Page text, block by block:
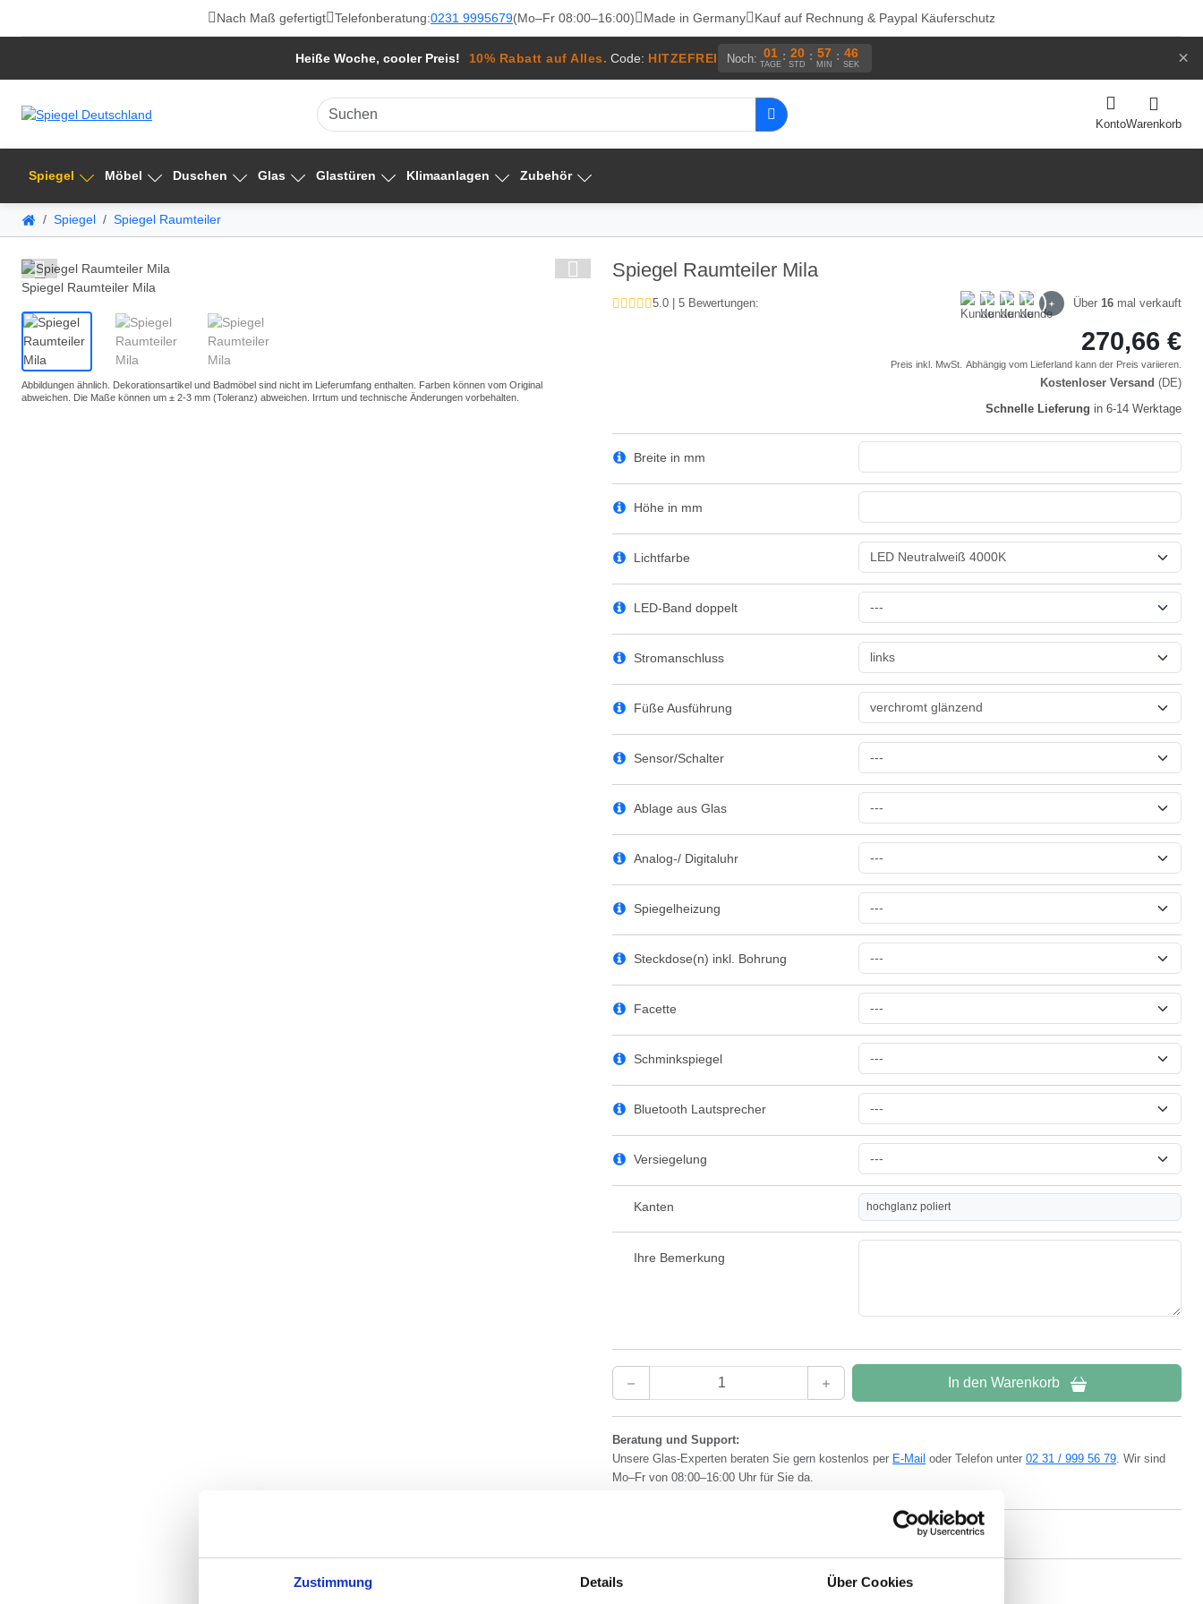
Zustimmung Details Über Cookies
Nach Maß gefertigt Telefonberatung:0231 9995679(Mo–Fr 08:00–16:00) Made in Germany Kauf auf Rechnung & Paypal Käuferschutz
Heiße Woche, cooler Preis! 10% Rabatt auf Alles. Code: HITZEFREI Noch: 01
TAGE
: 20
STD
: 57
MIN
: 45
SEK ×
KontoWarenkorb
Spiegel Möbel Duschen Glas Glastüren Klimaanlagen Zubehör
Spiegel Spiegel Raumteiler
Spiegel Raumteiler Mila
Spiegel Raumteiler Mila
5.0 | 5 Bewertungen: + Über 16 mal verkauft
270,66 €
Preis inkl. MwSt. Abhängig vom Lieferland kann der Preis variieren.
Kostenloser Versand (DE)
Schnelle Lieferung in 6-14 Werktage
Breite in mm
Höhe in mm
Lichtfarbe
LED-Band doppelt
Stromanschluss
Füße Ausführung
Sensor/Schalter
Ablage aus Glas
Analog-/ Digitaluhr
Spiegelheizung
Steckdose(n) inkl. Bohrung
Facette
Schminkspiegel
Bluetooth Lautsprecher
Versiegelung
Kanten hochglanz poliert
Ihre Bemerkung
In den Warenkorb
Beratung und Support:
Unsere Glas-Experten beraten Sie gern kostenlos per E-Mail oder Telefon unter 02 31 / 999 56 79. Wir sind
Mo–Fr von 08:00–16:00 Uhr für Sie da.
✔